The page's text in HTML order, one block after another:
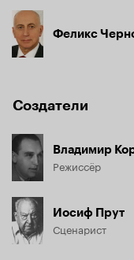
Феликс
Создатели
Владимир
Режиссёр
Иосиф Прут
Сценарист